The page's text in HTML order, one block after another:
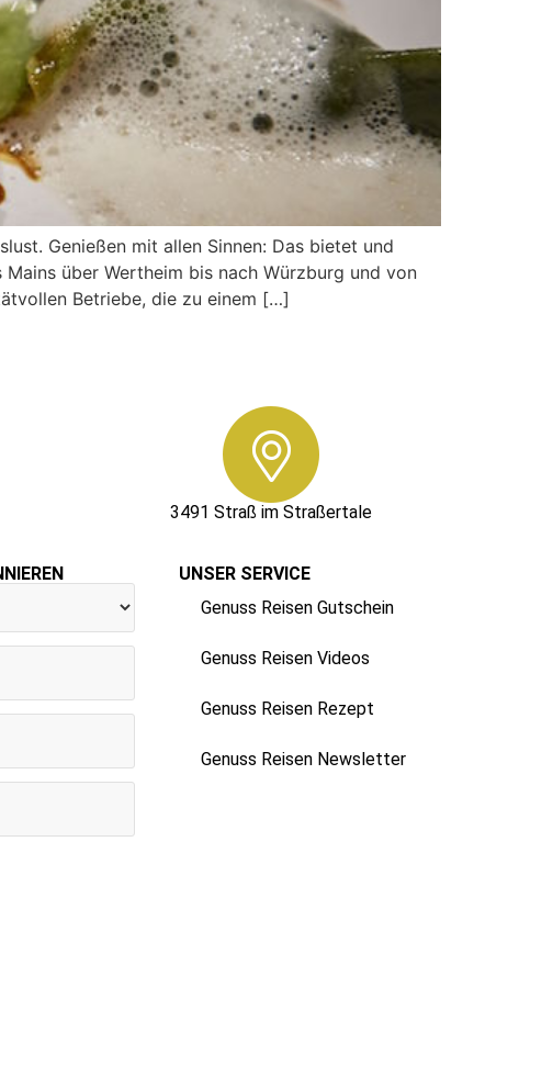
Genießen mit allen Sinnen: Das bietet und
über Wertheim bis nach Würzburg und von
Betriebe, die zu einem […]
3491 Straß im Straßertale
UNSER SERVICE
Genuss Reisen Gutschein
Genuss Reisen Videos
Genuss Reisen Rezept
Genuss Reisen Newsletter